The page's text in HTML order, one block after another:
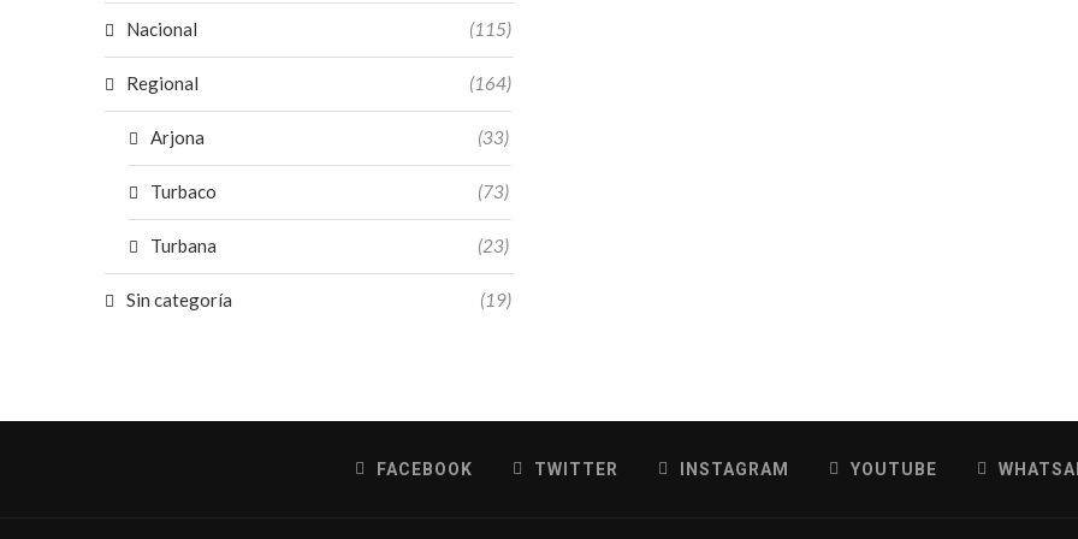
Nacional (115)
Regional (164)
Arjona (33)
Turbaco (73)
Turbana (23)
Sin categoría (19)
FACEBOOK TWITTER INSTAGRAM YOUTUBE